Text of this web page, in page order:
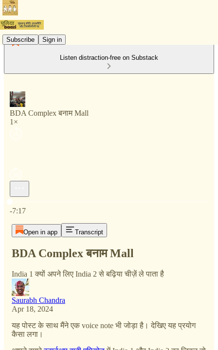
Subscribe Sign in
Listen distraction-free on Substack
BDA Complex बनाम Mall
1×
-7:17
Open in app Transcript
BDA Complex बनाम Mall
India 1 क्यों अपने लिए India 2 से बढ़िया चीज़ें ले पाता है
Saurabh Chandra
Apr 18, 2024
यह पोस्ट के साथ मैंने एक voice note भी जोड़ा है। देखिए यह प्रयोग
कैसा लगा।